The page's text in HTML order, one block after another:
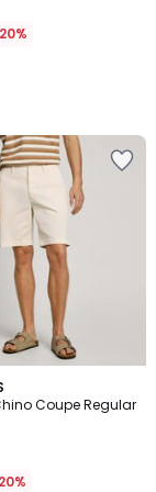
Coupe Regular